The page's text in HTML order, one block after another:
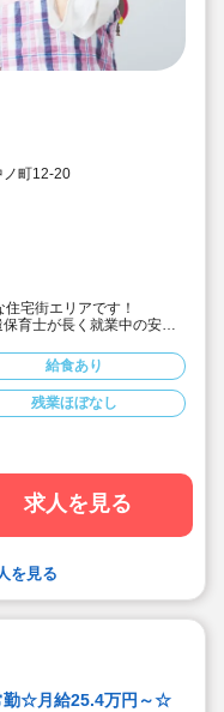
ノ町12-20
宅街エリアです！
育士が長く就業中の安心
能です！
度あり
ざいます！
給食あり
残業ほぼなし
求人を見る
を見る
☆月給25.4万円～☆